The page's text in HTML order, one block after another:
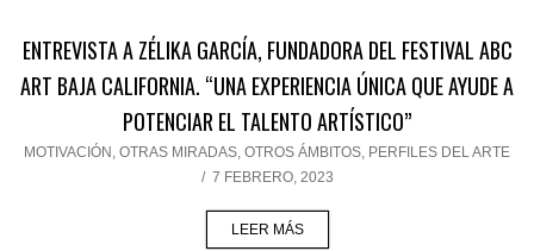
ENTREVISTA A ZÉLIKA GARCÍA, FUNDADORA DEL FESTIVAL ABC
ART BAJA CALIFORNIA. “UNA EXPERIENCIA ÚNICA QUE AYUDE A
POTENCIAR EL TALENTO ARTÍSTICO”
MOTIVACIÓN , OTRAS MIRADAS, OTROS ÁMBITOS, PERFILES DEL ARTE
/ 7 FEBRERO, 2023
LEER MÁS